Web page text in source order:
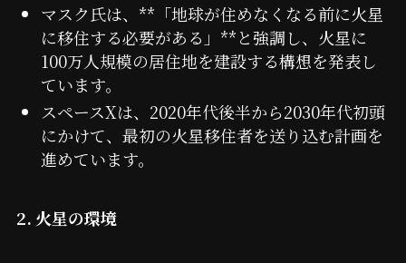
マスク氏は、**「地球が住めなくなる前に火星
に移住する必要がある」**と強調し、火星に
100万人規模の居住地を建設する構想を発表し
ています。
スペースXは、2020年代後半から2030年代初頭
にかけて、最初の火星移住者を送り込む計画を
進めています。
2. 火星の環境